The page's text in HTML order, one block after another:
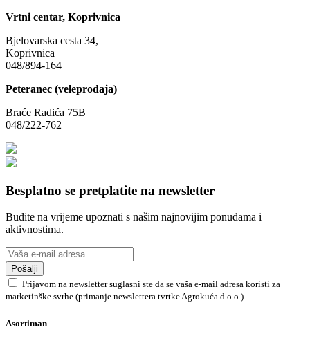
Vrtni centar, Koprivnica
Bjelovarska cesta 34,
Koprivnica
048/894-164
Peteranec (veleprodaja)
Braće Radića 75B
048/222-762
Besplatno se pretplatite na newsletter
Budite na vrijeme upoznati s našim najnovijim ponudama i
aktivnostima.
Pošalji
Prijavom na newsletter suglasni ste da se vaša e-mail adresa koristi za
marketinške svrhe (primanje newslettera tvrtke Agrokuća d.o.o.)
Asortiman